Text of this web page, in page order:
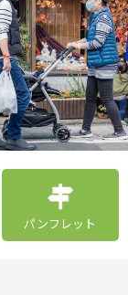
パンフレット